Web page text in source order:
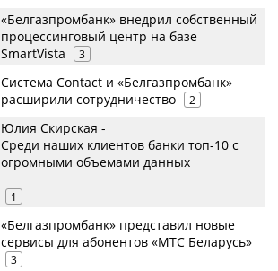
«Белгазпромбанк» внедрил собственный
процессинговый центр на базе
SmartVista
3
Система Contact и «Белгазпромбанк»
расширили сотрудничество
2
Юлия Скирская -
Среди наших клиентов банки топ-10 с
огромными объемами данных
1
«Белгазпромбанк» представил новые
сервисы для абонентов «МТС Беларусь»
3